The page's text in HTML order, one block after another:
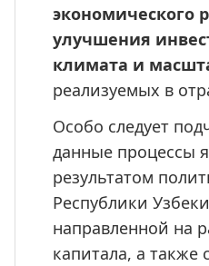
экономического
улучшения
климата и
реализуемых в
Особо следует
данные процессы
результатом
Республики
направленной на
капитала, а также